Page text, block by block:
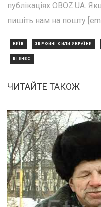
публікаціях OBOZ.UA.
пишіть нам на пошту
КИЇВ ЗБРОЙНІ СИЛИ УКРАЇНИ
БІЗНЕС
ЧИТАЙТЕ ТАКОЖ